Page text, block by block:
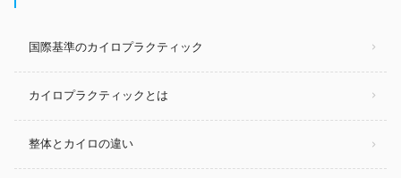
国際基準のカイロプラクティック
カイロプラクティックとは
整体とカイロの違い